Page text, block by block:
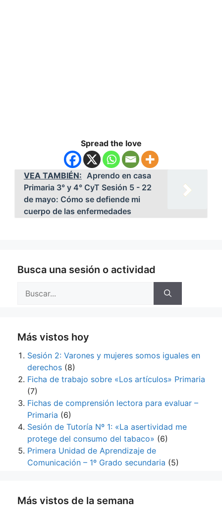
Spread the love
VEA TAMBIÉN: Aprendo en casa
Primaria 3° y 4° CyT Sesión 5 - 22
de mayo: Cómo se defiende mi
cuerpo de las enfermedades
Busca una sesión o actividad
Más vistos hoy
Sesión 2: Varones y mujeres somos iguales en
derechos (8)
Ficha de trabajo sobre «Los artículos» Primaria
(7)
Fichas de comprensión lectora para evaluar –
Primaria (6)
Sesión de Tutoría Nº 1: «La asertividad me
protege del consumo del tabaco» (6)
Primera Unidad de Aprendizaje de
Comunicación – 1º Grado secundaria (5)
Más vistos de la semana